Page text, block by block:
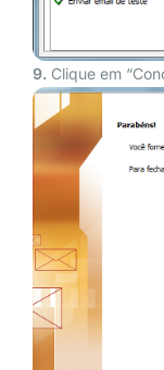
9. Clique em